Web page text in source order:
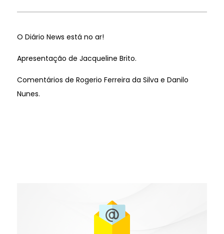
O Diário News está no ar!
Apresentação de Jacqueline Brito.
Comentários de Rogerio Ferreira da Silva e Danilo
Nunes.